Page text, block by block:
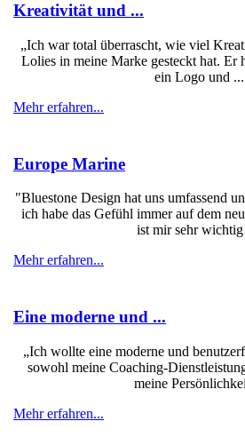
Kreativität und ...
„Ich war total überrascht, wie viel
Lolies in meine Marke gesteckt hat. Er
ein Logo und ...
Mehr erfahren...
Europe Marine
"Bluestone Design hat uns umfassend
ich habe das Gefühl immer auf dem
ist mir sehr
Mehr erfahren...
Eine moderne und ...
„Ich wollte eine moderne und
sowohl meine Coaching-
meine
Mehr erfahren...